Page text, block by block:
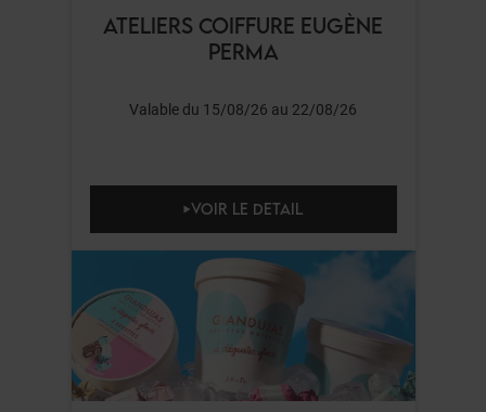
ATELIERS COIFFURE EUGÈNE
PERMA
Valable du 15/08/26 au 22/08/26
VOIR LE DETAIL